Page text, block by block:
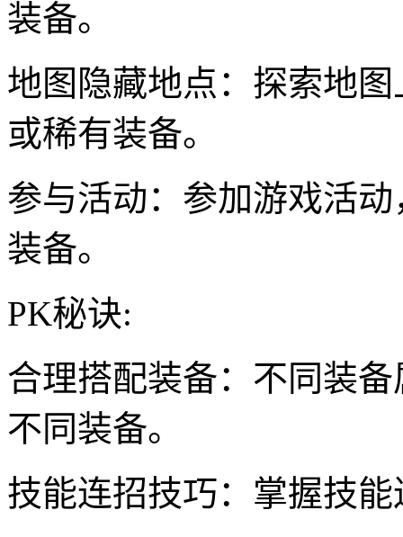
装备。
地图隐藏地点：探索地
或稀有装备。
参与活动：参加游戏活
装备。
PK秘诀:
合理搭配装备：不同装
不同装备。
技能连招技巧：掌握技